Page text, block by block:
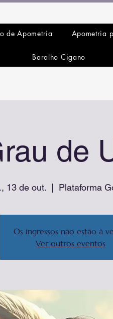
de Apometria Apometria
Baralho Cigano
de
13 de out. Plataforma
Os ingressos não estão à
Ver outros eventos